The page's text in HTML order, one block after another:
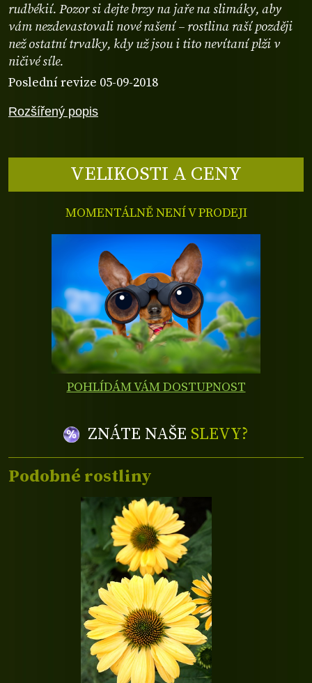
Rozšířený popis
rudbékií. Pozor si dejte brzy na jaře na slimáky, aby
vám nezdevastovali nové rašení – rostlina raší později
než ostatní trvalky, kdy už jsou i tito nevítaní plži v
ničivé síle.
Poslední revize 05-09-2018
VELIKOSTI A CENY
MOMENTÁLNĚ NENÍ V PRODEJI
POHLÍDÁM VÁM DOSTUPNOST
ZNÁTE NAŠE SLEVY?
Podobné rostliny